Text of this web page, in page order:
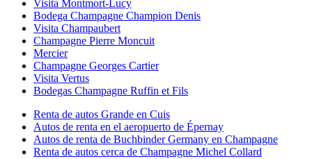
Visita Montmort-Lucy
Bodega Champagne Champion Denis
Visita Champaubert
Champagne Pierre Moncuit
Mercier
Champagne Georges Cartier
Visita Vertus
Bodegas Champagne Ruffin et Fils
Renta de autos Grande en Cuis
Autos de renta en el aeropuerto de Épernay
Autos de renta de Buchbinder Germany en Champagne
Renta de autos cerca de Champagne Michel Collard